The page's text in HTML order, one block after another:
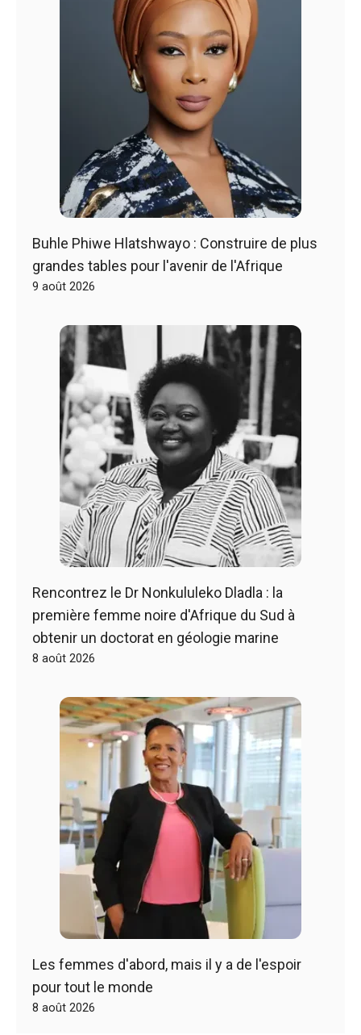
Buhle Phiwe Hlatshwayo : Construire de plus
grandes tables pour l'avenir de l'Afrique
9 août 2026
Rencontrez le Dr Nonkululeko Dladla : la
première femme noire d'Afrique du Sud à
obtenir un doctorat en géologie marine
8 août 2026
Les femmes d'abord, mais il y a de l'espoir
pour tout le monde
8 août 2026